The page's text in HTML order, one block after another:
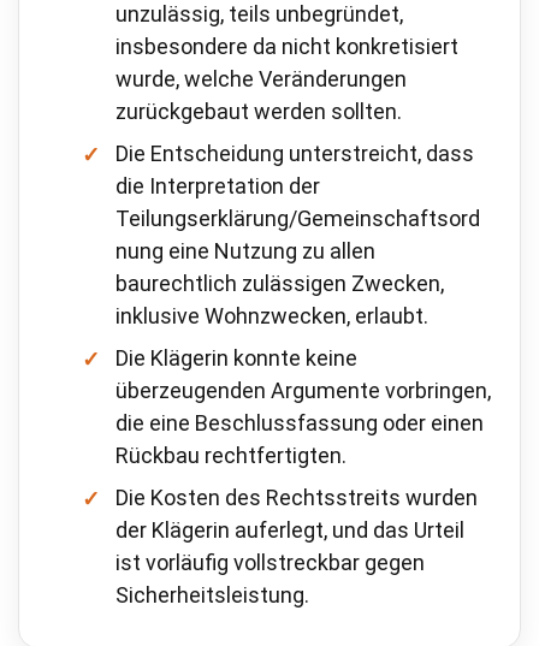
unzulässig, teils unbegründet,
insbesondere da nicht konkretisiert
wurde, welche Veränderungen
zurückgebaut werden sollten.
Die Entscheidung unterstreicht, dass
die Interpretation der
Teilungserklärung/Gemeinschaftsord
nung eine Nutzung zu allen
baurechtlich zulässigen Zwecken,
inklusive Wohnzwecken, erlaubt.
Die Klägerin konnte keine
überzeugenden Argumente vorbringen,
die eine Beschlussfassung oder einen
Rückbau rechtfertigten.
Die Kosten des Rechtsstreits wurden
der Klägerin auferlegt, und das Urteil
ist vorläufig vollstreckbar gegen
Sicherheitsleistung.